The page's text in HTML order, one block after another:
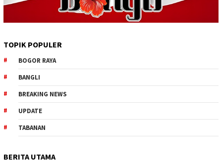
TOPIK POPULER
BOGOR RAYA
BANGLI
BREAKING NEWS
UPDATE
TABANAN
BERITA UTAMA